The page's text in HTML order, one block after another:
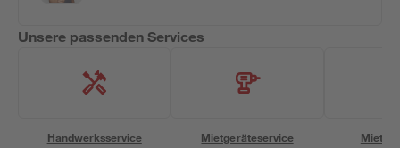
Unsere passenden Services
Handwerksservice Mietgeräteservice